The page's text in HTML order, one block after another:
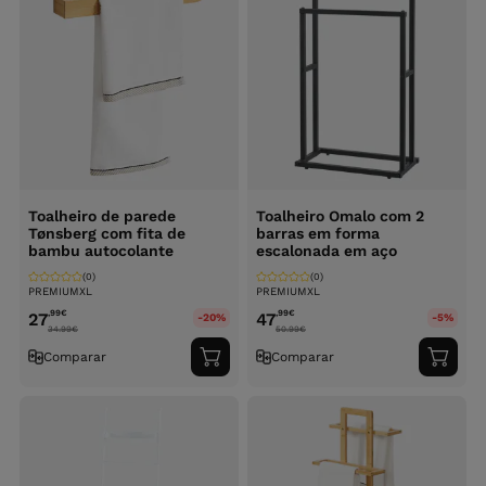
Toalheiro de parede
Tønsberg com fita de
bambu autocolante
PREMIUMXL
(0)
27,99€
34.99€
-20%
Comparar
Adicionar
ao
Toalheiro Omalo com 2
barras em forma
escalonada em aço
PREMIUMXL
(0)
47,99€
50.99€
-5%
Comparar
ao